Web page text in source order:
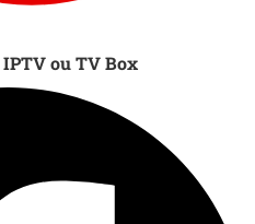
IPTV ou TV Box